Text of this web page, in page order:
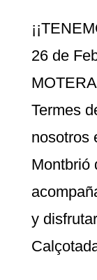
26 de
Termes
nosotros
Montbrió
y